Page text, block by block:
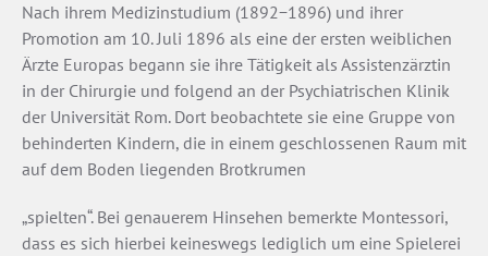
Nach ihrem Medizinstudium (1892−1896) und ihrer
Promotion am 10. Juli 1896 als eine der ersten weiblichen
Ärzte Europas begann sie ihre Tätigkeit als Assistenzärztin
in der Chirurgie und folgend an der Psychiatrischen Klinik
der Universität Rom. Dort beobachtete sie eine Gruppe von
behinderten Kindern, die in einem geschlossenen Raum mit
auf dem Boden liegenden Brotkrumen
„spielten“. Bei genauerem Hinsehen bemerkte Montessori,
dass es sich hierbei keineswegs lediglich um eine Spielerei